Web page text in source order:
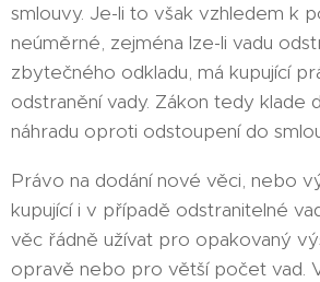
smlouvy. Je-li to však vzhledem k
neúměrné, zejména lze-li vadu
zbytečného odkladu, má kupující
odstranění vady. Zákon tedy klade
náhradu oproti odstoupení do
Právo na dodání nové věci, nebo
kupující i v případě odstranitelné
věc řádně užívat pro opakovaný
opravě nebo pro větší počet vad.